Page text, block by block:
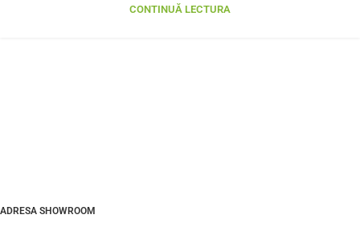
CONTINUĂ LECTURA
ADRESA SHOWROOM